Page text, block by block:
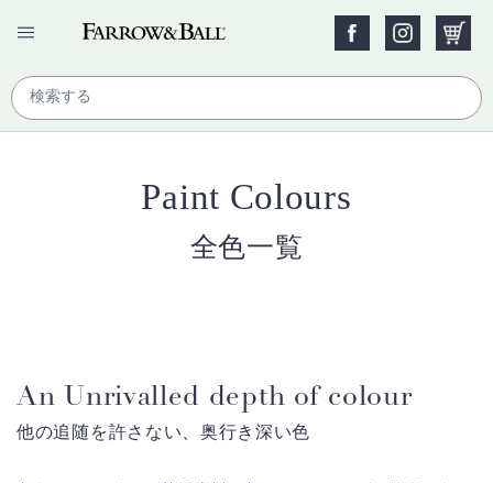
Paint Colours
全色一覧
An Unrivalled depth of colour
他の追随を許さない、奥行き深い色